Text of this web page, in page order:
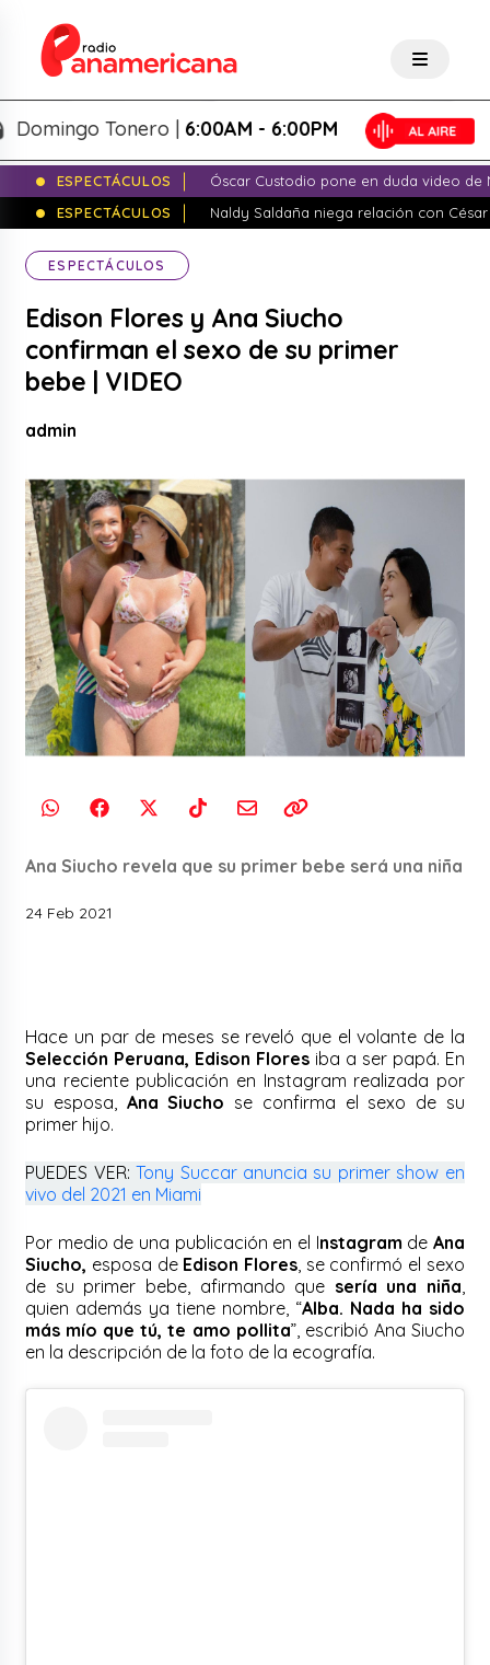
Tonero |6:00AM - 6:00PM
ESPECTÁCULOS
Óscar Custodio pone en duda video de
ESPECTÁCULOS
Naldy Saldaña niega relación con
ESPECTÁCULOS
Edison Flores y Ana Siucho
confirman el sexo de su primer
bebe | VIDEO
admin
Ana Siucho revela que su primer bebe será una niña
24 Feb 2021
Hace un par de meses se reveló que el volante de la
Selección Peruana, Edison Flores iba a ser papá. En
una reciente publicación en Instagram realizada por
su esposa, Ana Siucho se confirma el sexo de su
primer hijo.
PUEDES VER:Tony Succar anuncia su primer show en
vivo del 2021 en Miami
Por medio de una publicación en el Instagram de Ana
Siucho, esposa de Edison Flores , se confirmó el sexo
de su primer bebe, afirmando que sería una niña
quien además ya tiene nombre, “Alba. Nada ha sido
más mío que tú, te amo pollita”, escribió Ana Siucho
en la descripción de la foto de la ecografía.